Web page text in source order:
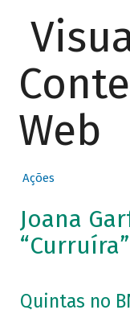
Web
Ações
Joana
“Curruíra”
Quintas no